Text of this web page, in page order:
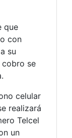
que
con
su
cobro se
celular
realizará
Telcel
un